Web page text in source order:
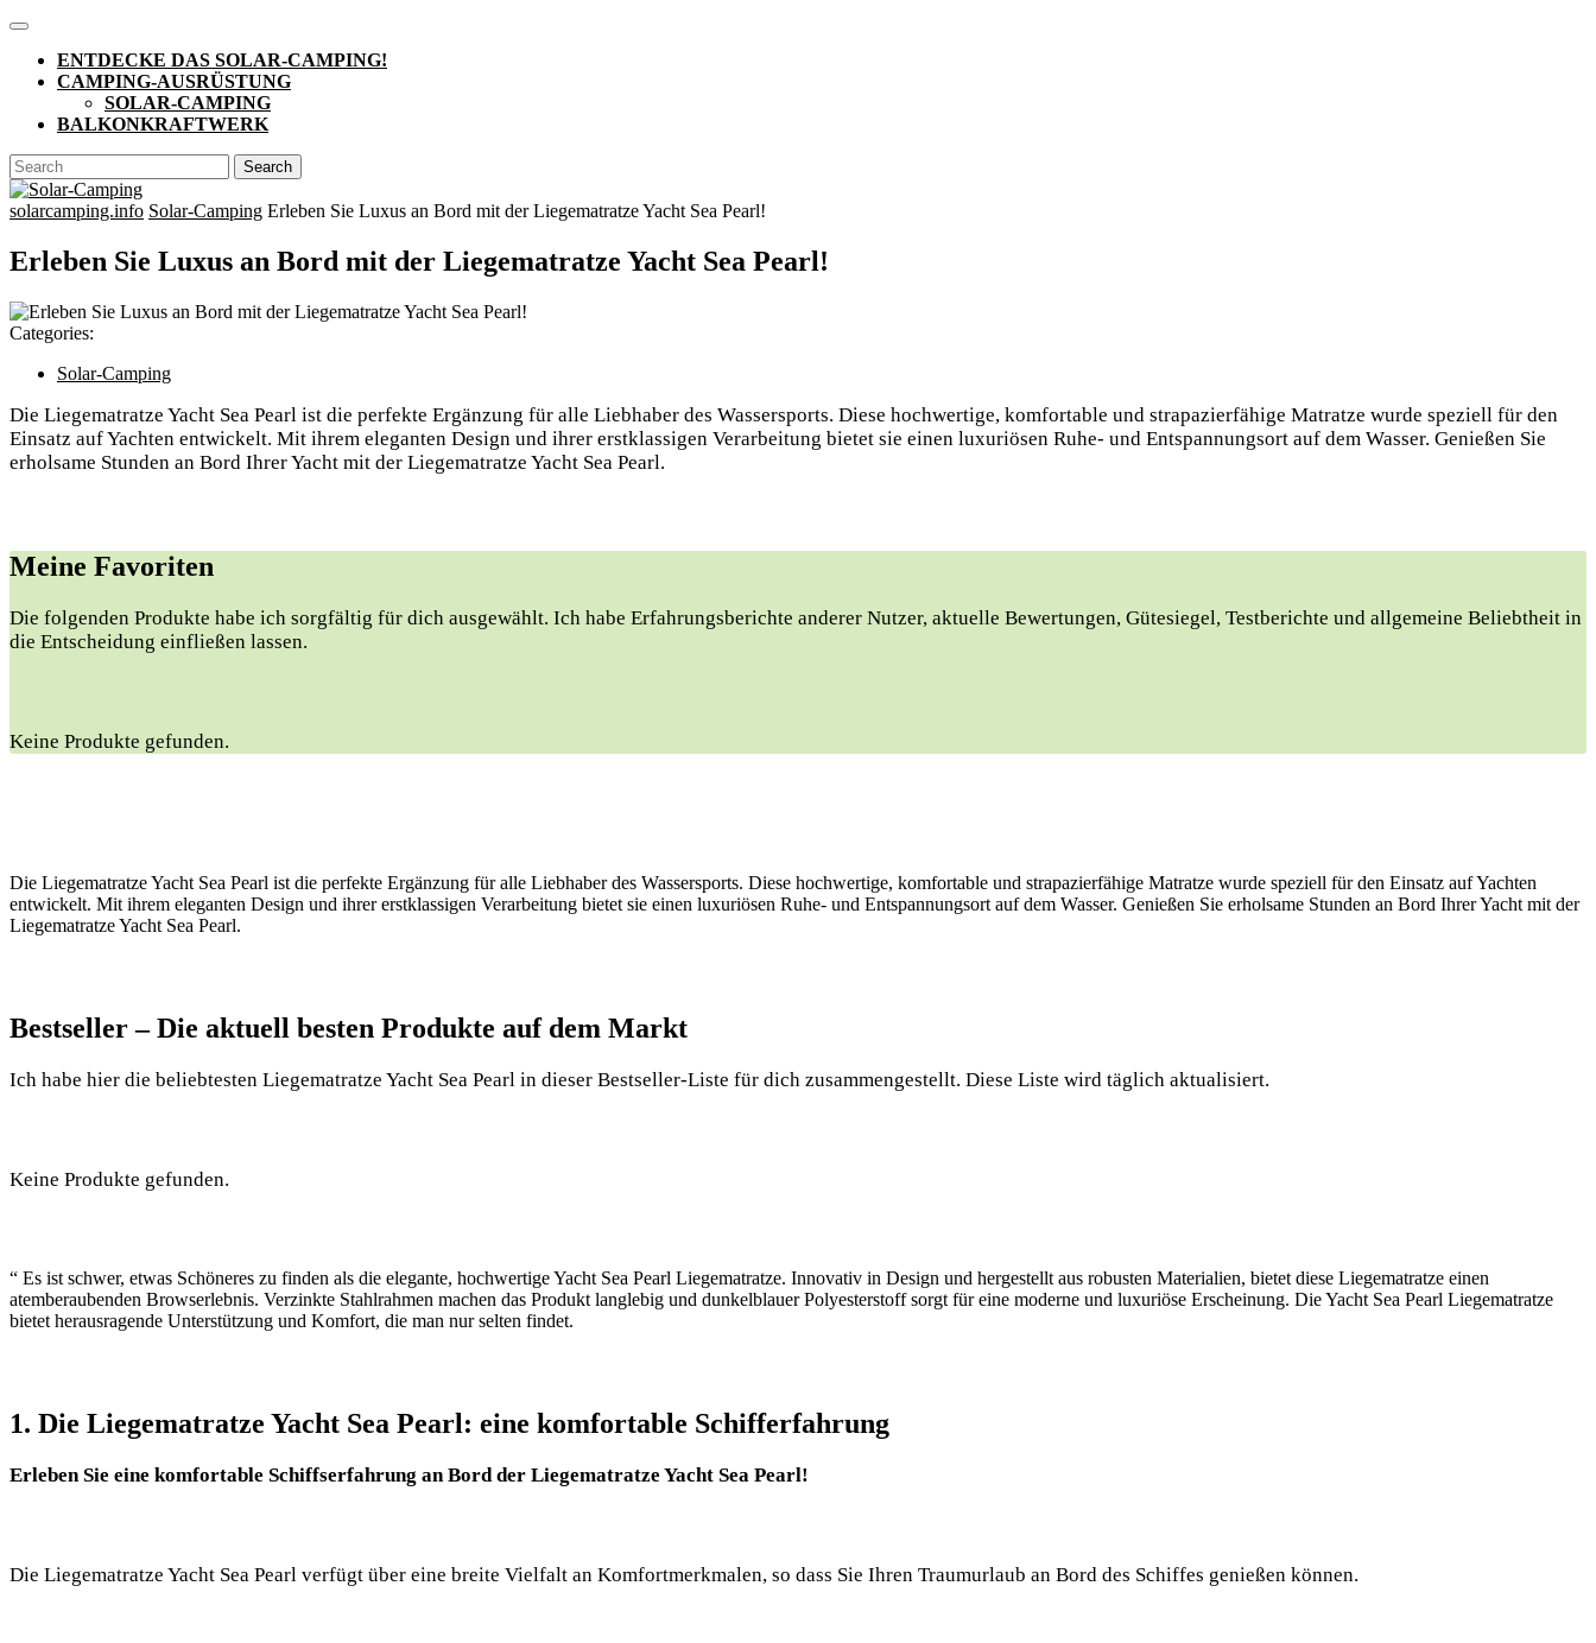
Skip
content
Open
ButtonENTDECKE DAS SOLAR-CAMPING!
CAMPING-AUSRÜSTUNG
SOLAR-CAMPING
BALKONKRAFTWERK
CLOSE
BUTTON
Search
for:
solarcamping.info Solar-Camping Erleben Sie Luxus an Bord mit der Liegematratze Yacht Sea Pearl!
Erleben Sie Luxus an Bord mit der Liegematratze Yacht Sea Pearl!
Categories:
Solar-Camping
Die Liegematratze Yacht Sea Pearl ist die perfekte Ergänzung für alle Liebhaber des Wassersports. Diese hochwertige, komfortable und strapazierfähige Matratze wurde speziell für den
Einsatz auf Yachten entwickelt. Mit ihrem eleganten Design und ihrer erstklassigen Verarbeitung bietet sie einen luxuriösen Ruhe- und Entspannungsort auf dem Wasser. Genießen Sie
erholsame Stunden an Bord Ihrer Yacht mit der Liegematratze Yacht Sea Pearl.
Meine Favoriten
Die folgenden Produkte habe ich sorgfältig für dich ausgewählt. Ich habe Erfahrungsberichte anderer Nutzer, aktuelle Bewertungen, Gütesiegel, Testberichte und allgemeine Beliebtheit in
die Entscheidung einfließen lassen.
Keine Produkte gefunden.
Die Liegematratze Yacht Sea Pearl ist die perfekte Ergänzung für alle Liebhaber des Wassersports. Diese hochwertige, komfortable und strapazierfähige Matratze wurde speziell für den Einsatz auf Yachten
entwickelt. Mit ihrem eleganten Design und ihrer erstklassigen Verarbeitung bietet sie einen luxuriösen Ruhe- und Entspannungsort auf dem Wasser. Genießen Sie erholsame Stunden an Bord Ihrer Yacht mit der
Liegematratze Yacht Sea Pearl.
Bestseller – Die aktuell besten Produkte auf dem Markt
Ich habe hier die beliebtesten Liegematratze Yacht Sea Pearl in dieser Bestseller-Liste für dich zusammengestellt. Diese Liste wird täglich aktualisiert.
Keine Produkte gefunden.
“ Es ist schwer, etwas Schöneres zu finden als die elegante, hochwertige Yacht Sea Pearl Liegematratze. Innovativ in Design und hergestellt aus robusten Materialien, bietet diese Liegematratze einen
atemberaubenden Browserlebnis. Verzinkte Stahlrahmen machen das Produkt langlebig und dunkelblauer Polyesterstoff sorgt für eine moderne und luxuriöse Erscheinung. Die Yacht Sea Pearl Liegematratze
bietet herausragende Unterstützung und Komfort, die man nur selten findet.
1. Die Liegematratze Yacht Sea Pearl: eine komfortable Schifferfahrung
Erleben Sie eine komfortable Schiffserfahrung an Bord der Liegematratze Yacht Sea Pearl!
Die Liegematratze Yacht Sea Pearl verfügt über eine breite Vielfalt an Komfortmerkmalen, so dass Sie Ihren Traumurlaub an Bord des Schiffes genießen können.